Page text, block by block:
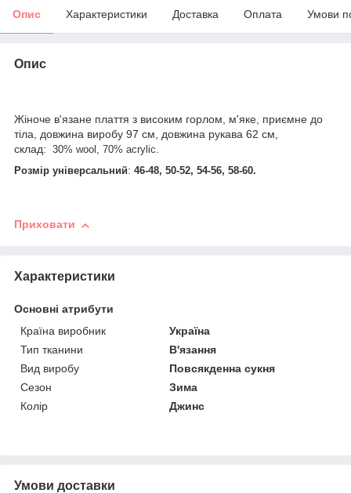
Опис Характеристики Доставка Оплата Умови
Опис
Жіноче в'язане плаття з високим горлом, м'яке, приємне до
тіла, довжина виробу 97 см, довжина рукава 62 см,
склад: 30% wool, 70% acrylic.
Розмір універсальний: 46-48, 50-52, 54-56, 58-60.
Приховати
Характеристики
Основні атрибути
Країна виробник
Україна
Тип тканини
В'язання
Вид виробу
Повсякденна сукня
Сезон
Зима
Колір
Джинс
Умови доставки